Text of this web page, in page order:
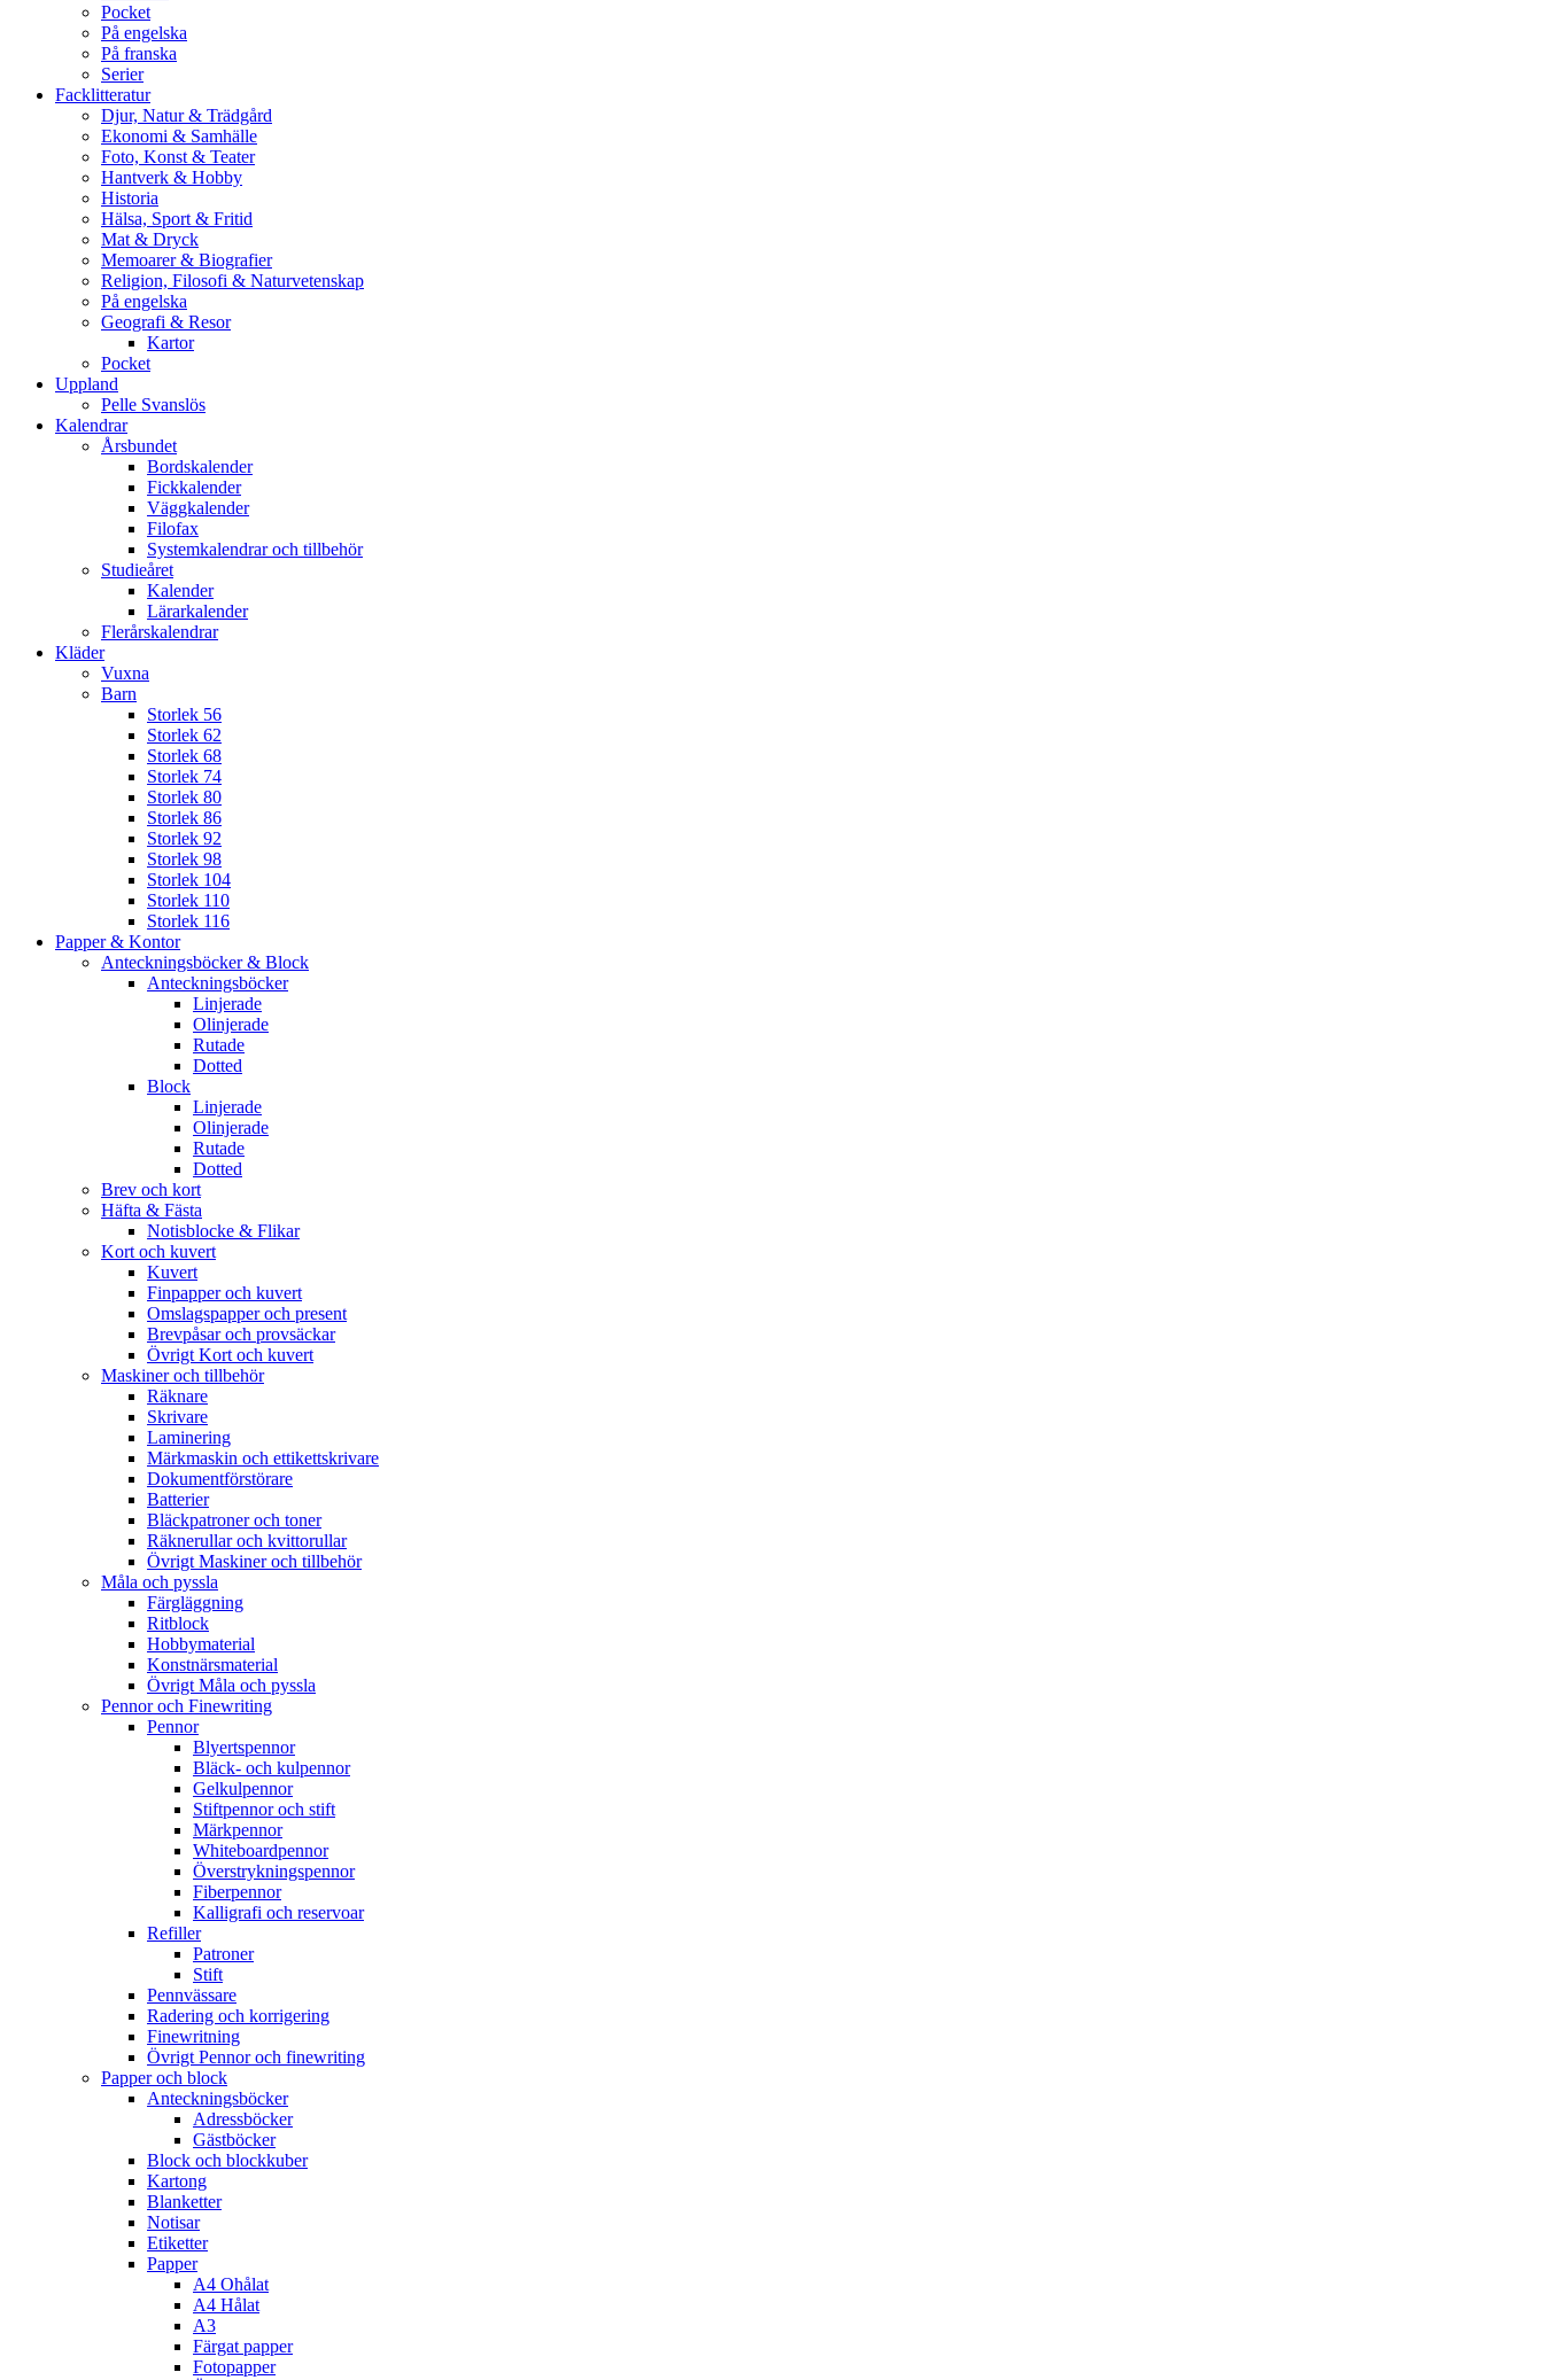
Pocket
På engelska
På franska
Serier
Facklitteratur
Djur, Natur & Trädgård
Ekonomi & Samhälle
Foto, Konst & Teater
Hantverk & Hobby
Historia
Hälsa, Sport & Fritid
Mat & Dryck
Memoarer & Biografier
Religion, Filosofi & Naturvetenskap
På engelska
Geografi & Resor
Kartor
Pocket
Uppland
Pelle Svanslös
Kalendrar
Årsbundet
Bordskalender
Fickkalender
Väggkalender
Filofax
Systemkalendrar och tillbehör
Studieåret
Kalender
Lärarkalender
Flerårskalendrar
Kläder
Vuxna
Barn
Storlek 56
Storlek 62
Storlek 68
Storlek 74
Storlek 80
Storlek 86
Storlek 92
Storlek 98
Storlek 104
Storlek 110
Storlek 116
Papper & Kontor
Anteckningsböcker & Block
Anteckningsböcker
Linjerade
Olinjerade
Rutade
Dotted
Block
Linjerade
Olinjerade
Rutade
Dotted
Brev och kort
Häfta & Fästa
Notisblocke & Flikar
Kort och kuvert
Kuvert
Finpapper och kuvert
Omslagspapper och present
Brevpåsar och provsäckar
Övrigt Kort och kuvert
Maskiner och tillbehör
Räknare
Skrivare
Laminering
Märkmaskin och ettikettskrivare
Dokumentförstörare
Batterier
Bläckpatroner och toner
Räknerullar och kvittorullar
Övrigt Maskiner och tillbehör
Måla och pyssla
Färgläggning
Ritblock
Hobbymaterial
Konstnärsmaterial
Övrigt Måla och pyssla
Pennor och Finewriting
Pennor
Blyertspennor
Bläck- och kulpennor
Gelkulpennor
Stiftpennor och stift
Märkpennor
Whiteboardpennor
Överstrykningspennor
Fiberpennor
Kalligrafi och reservoar
Refiller
Patroner
Stift
Pennvässare
Radering och korrigering
Finewritning
Övrigt Pennor och finewriting
Papper och block
Anteckningsböcker
Adressböcker
Gästböcker
Block och blockkuber
Kartong
Blanketter
Notisar
Etiketter
Papper
A4 Ohålat
A4 Hålat
A3
Färgat papper
Fotopapper